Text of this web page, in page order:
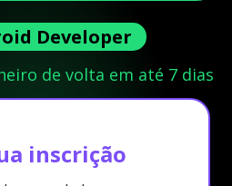
Developer
de volta em até 7 dias
inscrição